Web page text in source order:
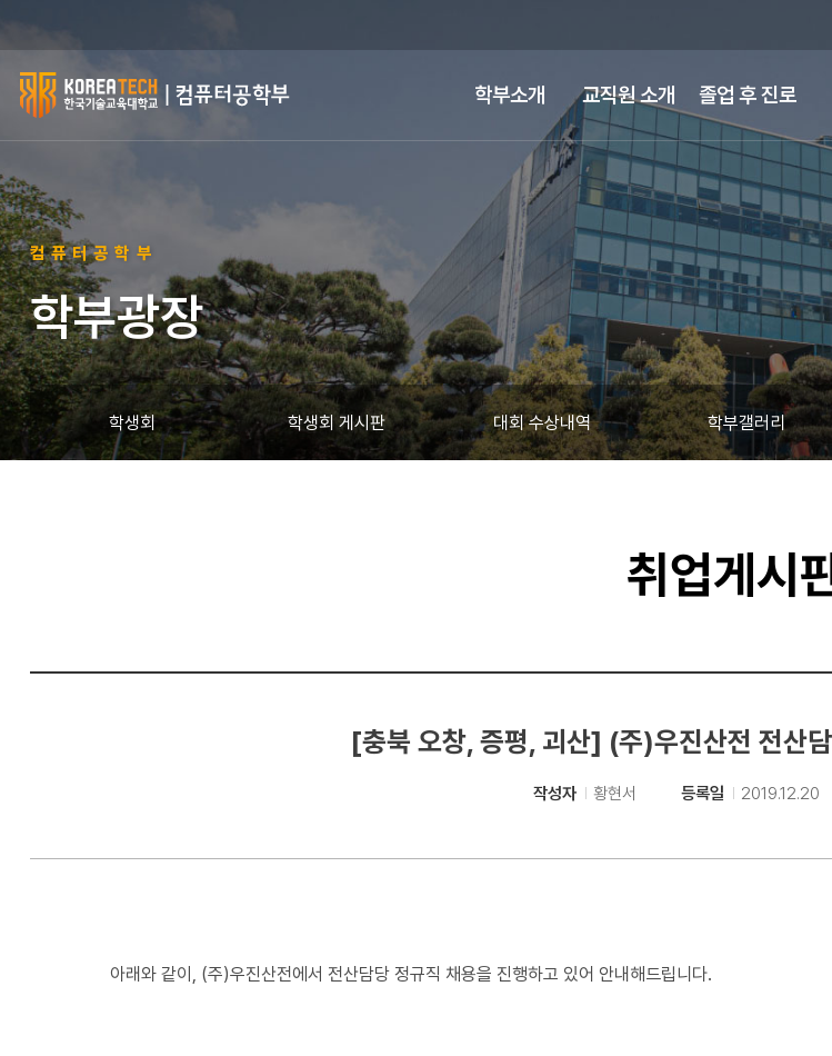
한
국
기
술
교
육
대
학
교
학
학부소개 교직원 소개 졸업 후 진로
컴퓨터공학부
학부광장
학생회 학생회 게시판 대회 수상내역 학부갤러리
취업게시
[충북 오창, 증평, 괴산] (주)우진산전 전산
작성자 황현서 등록일 2019.12.20
아래와 같이, (주)우진산전에서 전산담당 정규직 채용을 진행하고 있어 안내해드립니다.